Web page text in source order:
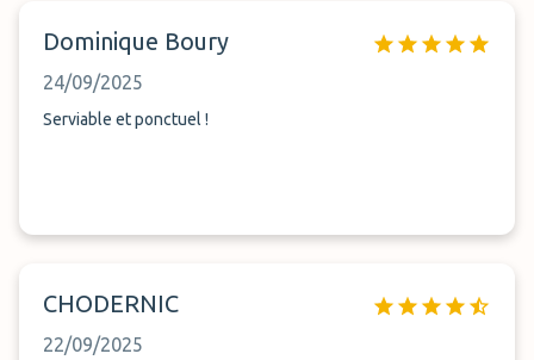
Dominique Boury
24/09/2025
Serviable et ponctuel !
CHODERNIC
22/09/2025